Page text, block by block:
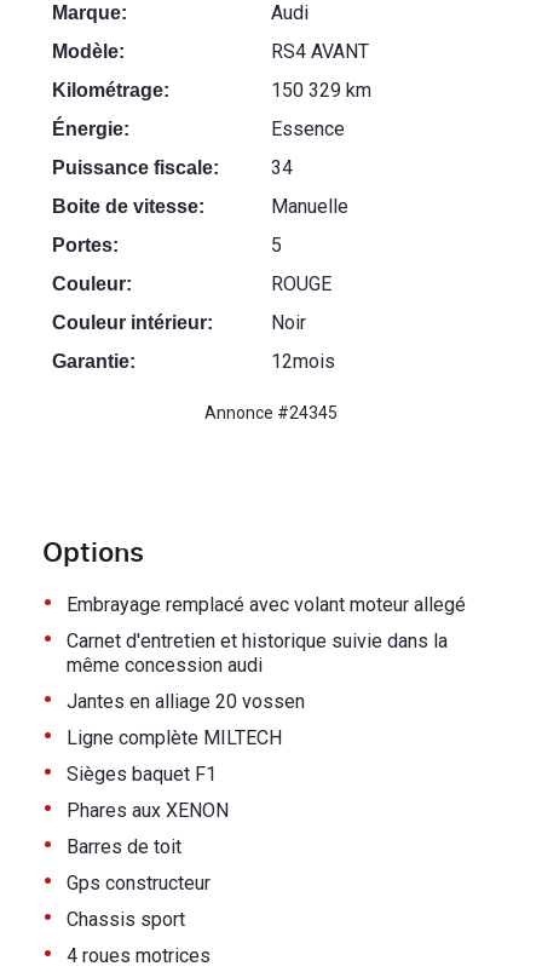
Options
• Embrayage remplacé avec volant moteur allegé
•
Carnet d'entretien et historique suivie dans la
même concession audi
• Jantes en alliage 20 vossen
• Ligne complète MILTECH
• Sièges baquet F1
• Phares aux XENON
• Barres de toit
• Gps constructeur
• Chassis sport
• 4 roues motrices
Marque: Audi
Modèle: RS4 AVANT
Kilométrage: 150 329 km
Énergie: Essence
Puissance fiscale: 34
Boite de vitesse: Manuelle
Portes: 5
Couleur: ROUGE
Couleur intérieur: Noir
Garantie: 12mois
Annonce #24345